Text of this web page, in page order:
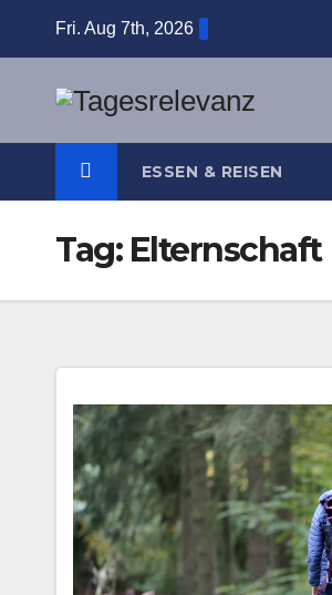
Fri. Aug 7th, 2026
ESSEN & REISEN
Tag: Elternschaft